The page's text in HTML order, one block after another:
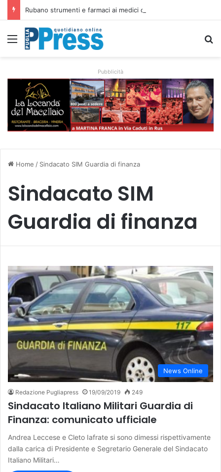
Menu
Pubblicità
Home / Sindacato SIM Guardia di finanza
Sindacato SIM
Guardia di finanza
News Online
Redazione Pugliapress 19/09/2019 249
Sindacato Italiano Militari Guardia di
Finanza: comunicato ufficiale
Andrea Leccese e Cleto Iafrate si sono dimessi rispettivamente
dalla carica di Presidente e Segretario Generale del Sindacato
Italiano Militari…